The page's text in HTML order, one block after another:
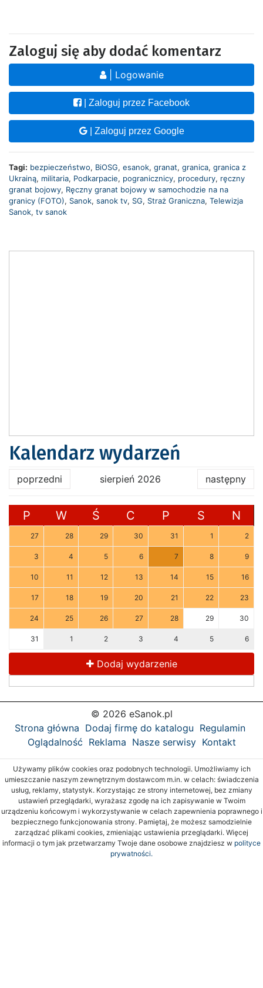
Zaloguj się aby dodać komentarz
| Logowanie
| Zaloguj przez Facebook
| Zaloguj przez Google
Tagi: bezpieczeństwo, BiOSG, esanok, granat, granica, granica z
Ukrainą, militaria, Podkarpacie, pogranicznicy, procedury, ręczny
granat bojowy, Ręczny granat bojowy w samochodzie na na
granicy (FOTO), Sanok, sanok tv, SG, Straż Graniczna, Telewizja
Sanok, tv sanok
Kalendarz wydarzeń
poprzedni sierpień 2026 następny
P W Ś C P S N
27 28 29 30 31 1 2
3 4 5 6 7 8 9
10 11 12 13 14 15 16
17 18 19 20 21 22 23
24 25 26 27 28 29 30
31 1 2 3 4 5 6
Dodaj wydarzenie
© 2026 eSanok.pl
Strona główna Dodaj firmę do katalogu Regulamin
Oglądalność Reklama Nasze serwisy Kontakt
Używamy plików cookies oraz podobnych technologii. Umożliwiamy ich
umieszczanie naszym zewnętrznym dostawcom m.in. w celach: świadczenia
usług, reklamy, statystyk. Korzystając ze strony internetowej, bez zmiany
ustawień przeglądarki, wyrażasz zgodę na ich zapisywanie w Twoim
urządzeniu końcowym i wykorzystywanie w celach zapewnienia poprawnego i
bezpiecznego funkcjonowania strony. Pamiętaj, że możesz samodzielnie
zarządzać plikami cookies, zmieniając ustawienia przeglądarki. Więcej
informacji o tym jak przetwarzamy Twoje dane osobowe znajdziesz w polityce
prywatności.